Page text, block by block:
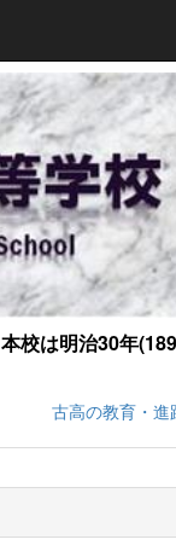
本校は明治30年
古高の教育・進